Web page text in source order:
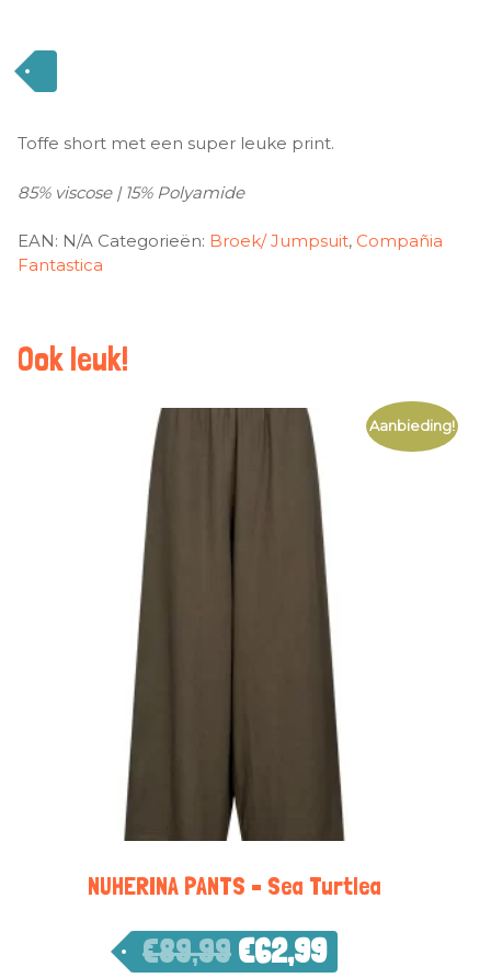
Toffe short met een super leuke print.
85% viscose | 15% Polyamide
EAN: N/A Categorieën: Broek/ Jumpsuit, Compañia
Fantastica
Ook leuk!
Aanbieding!
NUHERINA PANTS – Sea Turtlea
€89,99 €62,99